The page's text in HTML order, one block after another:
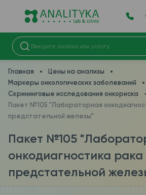
Главная
Цены на анализы
Маркеры онкологических заболеваний
Скрининговые исследования онкориска
Пакет №105 "Лабораторная
предстательной железы"
Пакет №105
онкодиагностика рака
предстательной